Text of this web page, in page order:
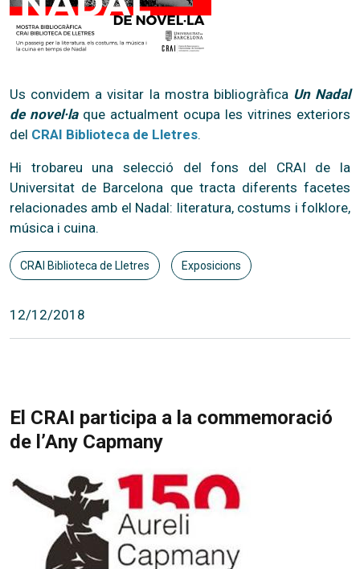
Us convidem a visitar la mostra bibliogràfica Un Nadal
de novel·laque actualment ocupa les vitrines exteriors
del CRAI Biblioteca de Lletres.
Hi trobareu una selecció del fons del CRAI de la
Universitat de Barcelona que tracta diferents facetes
relacionades amb el Nadal: literatura, costums i folklore,
música i cuina.
CRAI Biblioteca de Lletres Exposicions
12/12/2018
El CRAI participa a la commemoració
de l’Any Capmany